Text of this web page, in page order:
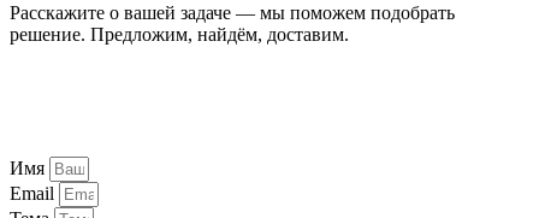
Расскажите о вашей задаче — мы поможем подобрать
решение. Предложим, найдём, доставим.
Имя
Email